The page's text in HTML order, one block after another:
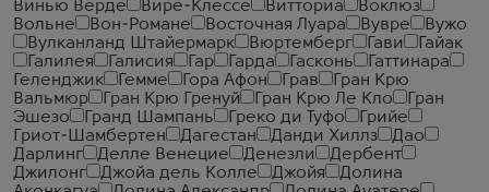
Винью Верде
Вире-Клессе Витториа
Воклюз
Вольне
Вон-Романе Восточная Луара Вувре
Вужо
Вулканланд Штайермарк
Вюртемберг Гави
Гайак
Галилея
Галисия Гар Гарда Гасконь
Гаттинара
Геленджик
Гемме Гора Афон Грав
Гран Крю
Вальмюр
Гран Крю Гренуй Гран Крю Ле Кло
Гран
Эшезо
Гранд Шампань Греко ди Туфо
Грийе
Гриот-Шамбертен
Дагестан Данди Хиллз
Дао
Дарлинг
Делле Венецие Денезли
Дербент
Джилонг
Джойа дель Колле Джойя
Долина